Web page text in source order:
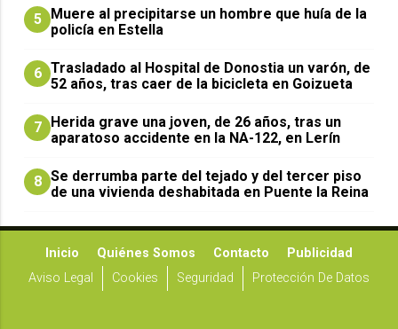
5
Muere al precipitarse un hombre que huía de la
policía en Estella
6 Trasladado al Hospital de Donostia un varón, de
52 años, tras caer de la bicicleta en Goizueta
7
Herida grave una joven, de 26 años, tras un
aparatoso accidente en la NA-122, en Lerín
8 Se derrumba parte del tejado y del tercer piso
de una vivienda deshabitada en Puente la Reina
Inicio Quiénes Somos Contacto
Publicidad
Aviso Legal
Cookies Seguridad Protección De Datos